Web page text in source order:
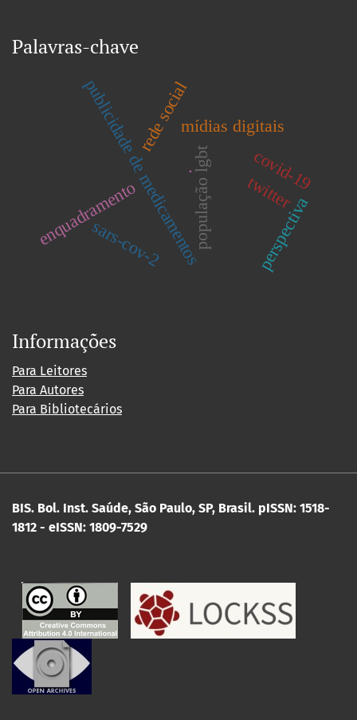
Palavras-chave
. população lgbt twitter
mídias digitais
publicidade de medicamentos
enquadramento perspectiva
rede social
sars-cov-2
covid-19
Informações
Para Leitores
Para Autores
Para Bibliotecários
BIS. Bol. Inst. Saúde, São Paulo, SP, Brasil. pISSN: 1518-
1812 - eISSN: 1809-7529